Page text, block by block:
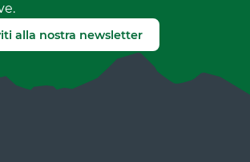
Segnala un errore
alla nostra newsletter